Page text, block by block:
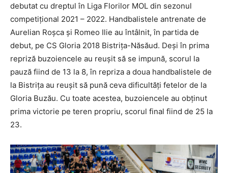
debutat cu dreptul în Liga Florilor MOL din sezonul
competițional 2021 – 2022. Handbalistele antrenate de
Aurelian Roșca și Romeo Ilie au întâlnit, în partida de
debut, pe CS Gloria 2018 Bistrița-Năsăud. Deși în prima
repriză buzoiencele au reușit să se impună, scorul la
pauză fiind de 13 la 8, în repriza a doua handbalistele de
la Bistrița au reușit să pună ceva dificultăți fetelor de la
Gloria Buzău. Cu toate acestea, buzoiencele au obținut
prima victorie pe teren propriu, scorul final fiind de 25 la
23.